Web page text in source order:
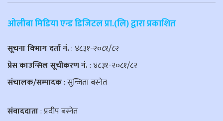
ओलीबा मिडिया एन्ड डिजिटल प्रा.(लि) द्वारा प्रकाशित
सूचना विभाग दर्ता नं.: ४८३१-२०८१/८२
प्रेस काउन्सिल सूचीकरण नं.: ४८३१-२०८१/८२
संचालक/सम्पादक: सुन्जिता बस्नेत
संवाददाता: प्रदीप बस्नेत